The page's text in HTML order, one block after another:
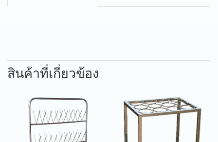
สินค้าที่เกี่ยวข้อง